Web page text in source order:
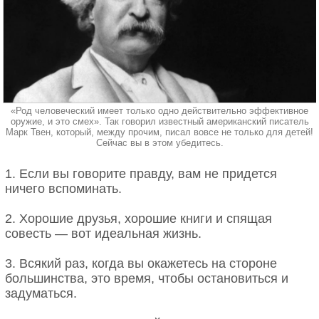
(Нет доказательств что автор Сократ или цитаты
переделанные «под Сократа»)
5. Айн Рэнд, писательница,
создательница философии
объективизма
Не стоит забывать про личное счастье: в разумном
эгоизме нет ничего плохого.
Фото: Public Domain / Wikimedia Commons
верность друзей!
19. Не стоит ездить быстрее, чем летает твой
ангел хранитель!
20. Меняю яркие воспоминания на свежие
ощущения.
«Род человеческий имеет только одно действительно эффективное
оружие, и это смех». Так говорил известный американский писатель
Марк Твен, который, между прочим, писал вовсе не только для детей!
Сейчас вы в этом убедитесь.
1. Если вы говорите правду, вам не придется
ничего вспоминать.
2. Хорошие друзья, хорошие книги и спящая
совесть — вот идеальная жизнь.
3. Всякий раз, когда вы окажетесь на стороне
большинства, это время, чтобы остановиться и
задуматься.